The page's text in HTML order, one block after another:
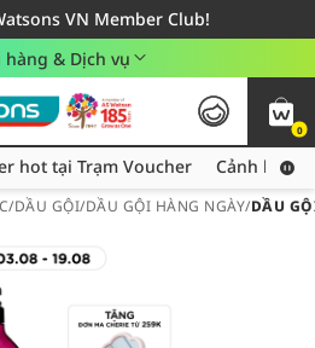
VN Member Club!
cho đơn hàng từ 249,000Đ
- Áp dụng khu vực TP. Hồ Chí Minh
hàng & Dịch vụ
0
Thu thập thêm voucher hot tại Trạm Voucher
hot tại Trạm Voucher Cảnh báo
/DẦU GỘI/DẦU GỘI HÀNG NGÀY/DẦU